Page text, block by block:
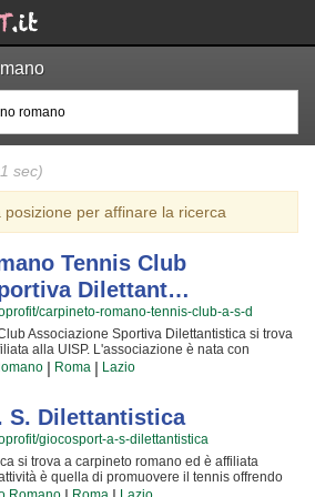
sec)
posizione per affinare la ricerca
Tennis Club
Dilettant…
carpineto-romano-tennis-club-a-s-d
Associazione Sportiva Dilettantistica si trova
alla UISP. L'associazione è nata con
proponendo tornei sul territorio e corsi per
è incentrata sia sulla definizione delle
atleti sia sulla creazione di quelle qualità
quotidianamente affrontando sfide difficili.
istruttori sono tra i migliori della Provincia e
quegli ideali in cui Carpineto Romano
Dilettantistica crede fin dalla sua
e la continua ricerca della chiave per
limiti personali rendono il tennis uno sport
| Roma | Lazio
S. Dilettantistica
giocosport-a-s-dilettantistica
si trova a carpineto romano ed è affiliata
è quella di promuovere il tennis offrendo
bambini, ragazzi e adulti. L'attività è incentrata